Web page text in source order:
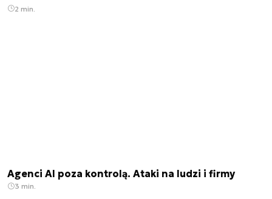
2 min.
Agenci AI poza kontrolą. Ataki na ludzi i firmy
3 min.